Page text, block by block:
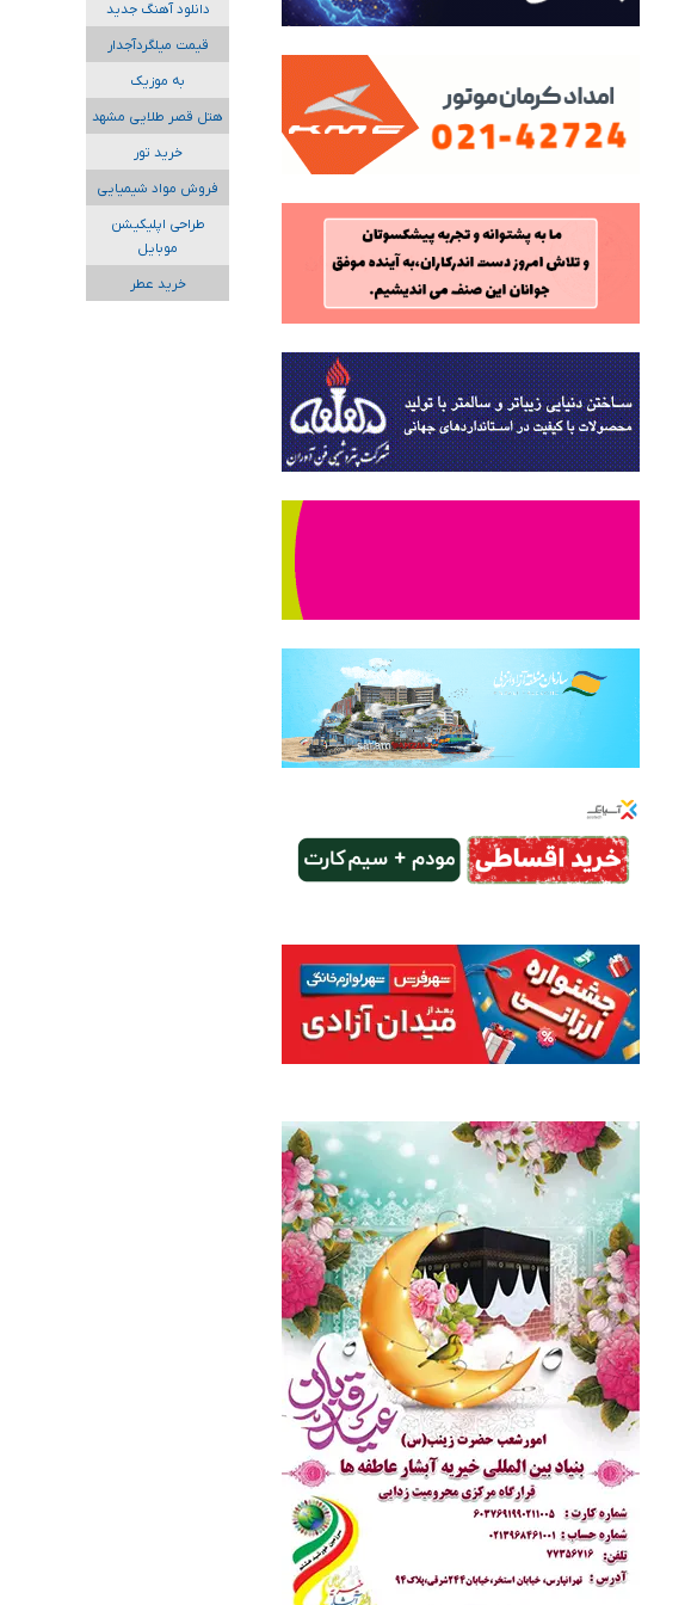
دانلود آهنگ جدید
قیمت میلگردآجدار
به موزیک
هتل قصر طلایی مشهد
خرید تور
فروش مواد شیمیایی
طراحی اپلیکیشن
موبایل
خرید عطر